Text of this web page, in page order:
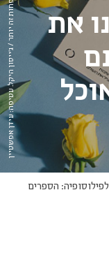
את
צילום: פחות זה יותר / ג'ייסון היקל. עטיפה: עידן אפשטיין
הספרים